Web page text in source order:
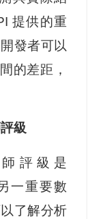
提供的重
發者可以
的差距，
級
師評級是
一重要數
了解分析